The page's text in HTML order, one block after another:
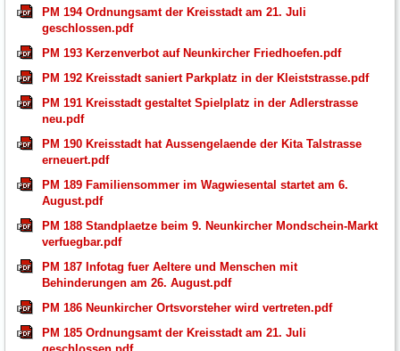
PM 194 Ordnungsamt der Kreisstadt am 21. Juli
geschlossen.pdf
PM 193 Kerzenverbot auf Neunkircher Friedhoefen.pdf
PM 192 Kreisstadt saniert Parkplatz in der Kleiststrasse.pdf
PM 191 Kreisstadt gestaltet Spielplatz in der Adlerstrasse
neu.pdf
PM 190 Kreisstadt hat Aussengelaende der Kita Talstrasse
erneuert.pdf
PM 189 Familiensommer im Wagwiesental startet am 6.
August.pdf
PM 188 Standplaetze beim 9. Neunkircher Mondschein-Markt
verfuegbar.pdf
PM 187 Infotag fuer Aeltere und Menschen mit
Behinderungen am 26. August.pdf
PM 186 Neunkircher Ortsvorsteher wird vertreten.pdf
PM 185 Ordnungsamt der Kreisstadt am 21. Juli